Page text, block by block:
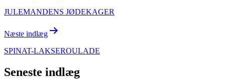
JULEMANDENS JØDEKAGER
Næste indlæg
SPINAT-LAKSEROULADE
Seneste indlæg